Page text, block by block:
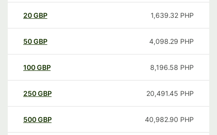
20GBP 1,639.32 PHP
50GBP 4,098.29 PHP
100GBP 8,196.58 PHP
250GBP 20,491.45 PHP
500GBP 40,982.90 PHP